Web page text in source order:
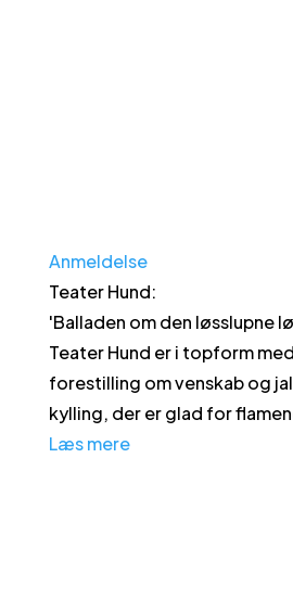
Anmeldelse
Teater Hund:
'Balladen om den løsslupne
Teater Hund er i topform
forestilling om venskab og
kylling, der er glad for
Læs mere